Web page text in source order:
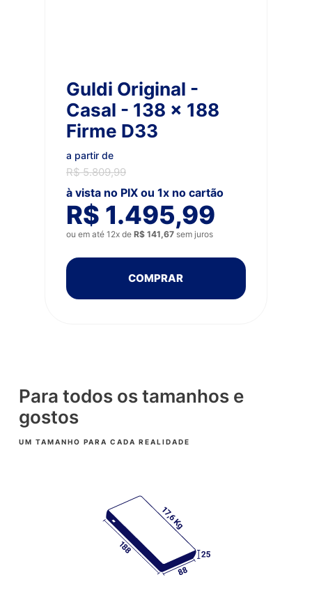
Guldi Original -
Casal - 138 x 188
Firme D33
a partir de
R$ 5.809,99
à vista no PIX ou 1x no cartão
R$ 1.495,99
ou em até 12x de R$ 141,67sem juros
COMPRAR
Para todos os tamanhos e
gostos
UM TAMANHO PARA CADA REALIDADE